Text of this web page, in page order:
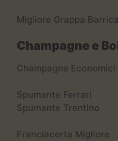
Migliore Grappa
Champagne e
Champagne Economici
Spumante Ferrari
Spumante Trentino
Franciacorta Migliore